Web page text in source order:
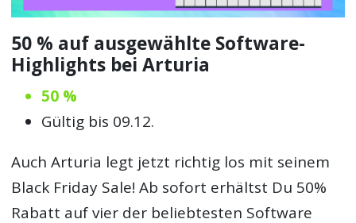
50 % auf ausgewählte Software-
Highlights bei Arturia
50 %
Gültig bis 09.12.
Auch Arturia legt jetzt richtig los mit seinem
Black Friday Sale! Ab sofort erhältst Du 50%
Rabatt auf vier der beliebtesten Software